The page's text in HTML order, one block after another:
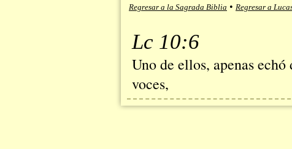
Regresar a la Sagrada Biblia • Regresar a
Lc 10:6
Uno de ellos, apenas
voces,